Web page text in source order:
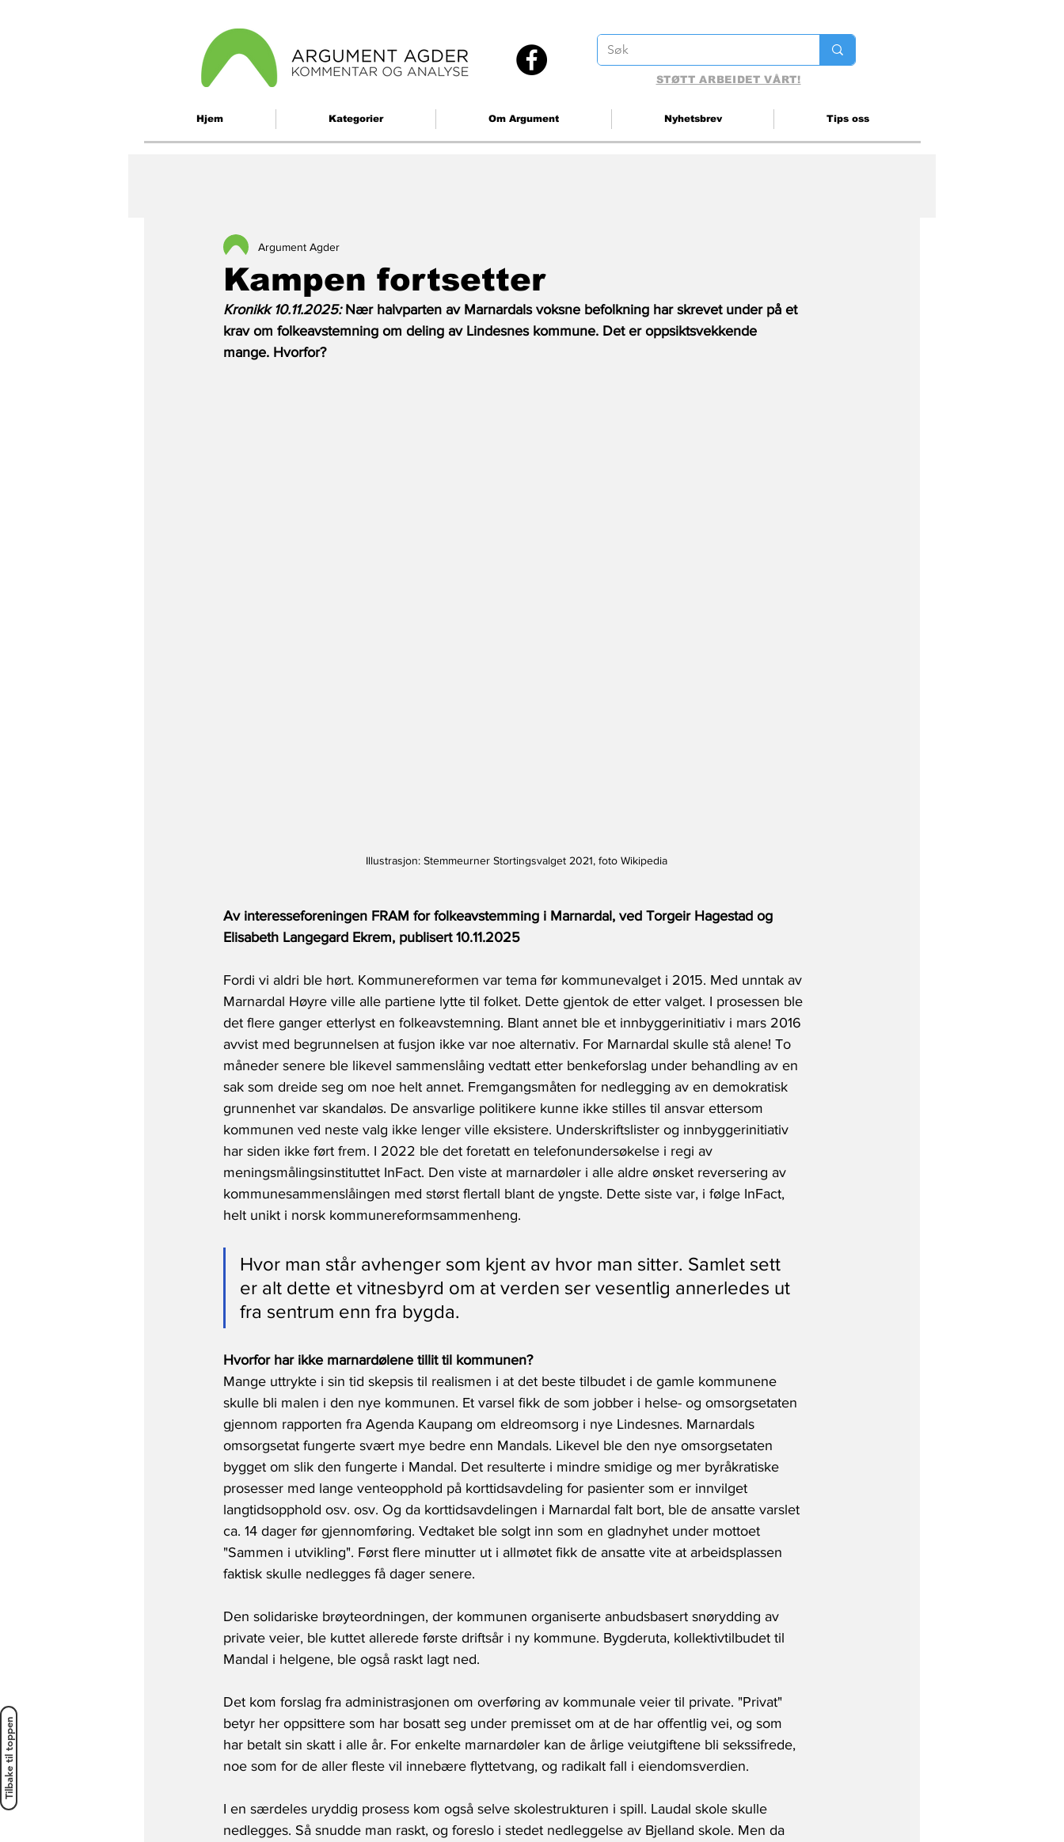
STØTT ARBEIDET VÅRT!
Hjem Kategorier Om Argument Nyhetsbrev Tips oss
Tilbake til toppen
Kampen fortsetter
Argument Agder
Kronikk 10.11.2025: Nær halvparten av Marnardals voksne befolkning har skrevet under på et
krav om folkeavstemning om deling av Lindesnes kommune. Det er oppsiktsvekkende
mange. Hvorfor?
Illustrasjon: Stemmeurner Stortingsvalget 2021, foto Wikipedia
Av interesseforeningen FRAM for folkeavstemming i Marnardal, ved Torgeir Hagestad og
Elisabeth Langegard Ekrem, publisert 10.11.2025
Fordi vi aldri ble hørt. Kommunereformen var tema før kommunevalget i 2015. Med unntak av
Marnardal Høyre ville alle partiene lytte til folket. Dette gjentok de etter valget. I prosessen ble
det flere ganger etterlyst en folkeavstemning. Blant annet ble et innbyggerinitiativ i mars 2016
avvist med begrunnelsen at fusjon ikke var noe alternativ. For Marnardal skulle stå alene! To
måneder senere ble likevel sammenslåing vedtatt etter benkeforslag under behandling av en
sak som dreide seg om noe helt annet. Fremgangsmåten for nedlegging av en demokratisk
grunnenhet var skandaløs. De ansvarlige politikere kunne ikke stilles til ansvar ettersom
kommunen ved neste valg ikke lenger ville eksistere. Underskriftslister og innbyggerinitiativ
har siden ikke ført frem. I 2022 ble det foretatt en telefonundersøkelse i regi av
meningsmålingsinstituttet InFact. Den viste at marnardøler i alle aldre ønsket reversering av
kommunesammenslåingen med størst flertall blant de yngste. Dette siste var, i følge InFact,
helt unikt i norsk kommunereformsammenheng.
Hvor man står avhenger som kjent av hvor man sitter. Samlet sett
er alt dette et vitnesbyrd om at verden ser vesentlig annerledes ut
fra sentrum enn fra bygda.
Hvorfor har ikke marnardølene tillit til kommunen?
Mange uttrykte i sin tid skepsis til realismen i at det beste tilbudet i de gamle kommunene
skulle bli malen i den nye kommunen. Et varsel fikk de som jobber i helse- og omsorgsetaten
gjennom rapporten fra Agenda Kaupang om eldreomsorg i nye Lindesnes. Marnardals
omsorgsetat fungerte svært mye bedre enn Mandals. Likevel ble den nye omsorgsetaten
bygget om slik den fungerte i Mandal. Det resulterte i mindre smidige og mer byråkratiske
prosesser med lange venteopphold på korttidsavdeling for pasienter som er innvilget
langtidsopphold osv. osv. Og da korttidsavdelingen i Marnardal falt bort, ble de ansatte varslet
ca. 14 dager før gjennomføring. Vedtaket ble solgt inn som en gladnyhet under mottoet
"Sammen i utvikling". Først flere minutter ut i allmøtet fikk de ansatte vite at arbeidsplassen
faktisk skulle nedlegges få dager senere.
Den solidariske brøyteordningen, der kommunen organiserte anbudsbasert snørydding av
private veier, ble kuttet allerede første driftsår i ny kommune. Bygderuta, kollektivtilbudet til
Mandal i helgene, ble også raskt lagt ned.
Det kom forslag fra administrasjonen om overføring av kommunale veier til private. "Privat"
betyr her oppsittere som har bosatt seg under premisset om at de har offentlig vei, og som
har betalt sin skatt i alle år. For enkelte marnardøler kan de årlige veiutgiftene bli sekssifrede,
noe som for de aller fleste vil innebære flyttetvang, og radikalt fall i eiendomsverdien.
I en særdeles uryddig prosess kom også selve skolestrukturen i spill. Laudal skole skulle
nedlegges. Så snudde man raskt, og foreslo i stedet nedleggelse av Bjelland skole. Men da